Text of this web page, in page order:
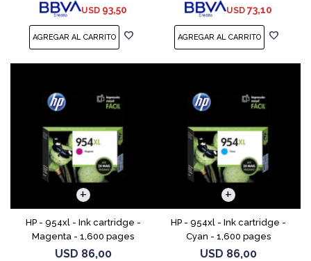
USD 93,50 USD 73,10
HP - 954xl - Ink cartridge -
Magenta - 1,600 pages
USD 86,00
HP - 954xl - Ink cartridge -
Cyan - 1,600 pages
USD 86,00